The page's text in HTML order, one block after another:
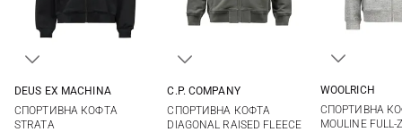
XL
DEUS EX MACHINА
СПОРТИВНА КОФТА
STRATA
C.P. COMPANY
СПОРТИВНА КОФТА
DIAGONAL RAISED FLEECE
XXL
3XL
WOOLRICH
СПОРТИВНА
MOULINE FULL-